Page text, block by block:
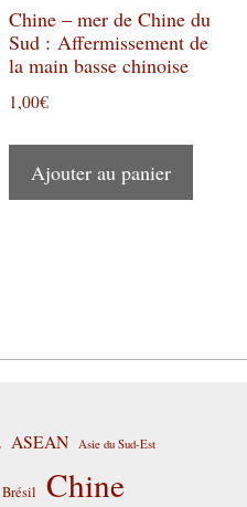
Chine – mer de Chine du
Sud : Affermissement de
la main basse chinoise
1,00€
Ajouter au panier
ASEAN Asie du Sud-Est
Brésil Chine